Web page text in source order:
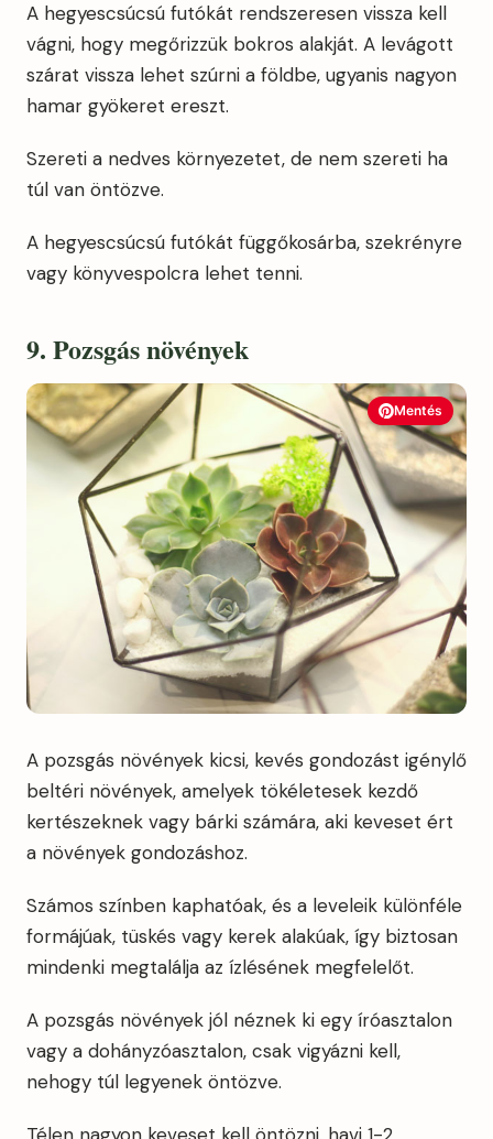
A hegyescsúcsú futókát rendszeresen vissza kell
vágni, hogy megőrizzük bokros alakját. A levágott
szárat vissza lehet szúrni a földbe, ugyanis nagyon
hamar gyökeret ereszt.
Szereti a nedves környezetet, de nem szereti ha
túl van öntözve.
A hegyescsúcsú futókát függőkosárba, szekrényre
vagy könyvespolcra lehet tenni.
9. Pozsgás növények
Mentés
A pozsgás növények kicsi, kevés gondozást igénylő
beltéri növények, amelyek tökéletesek kezdő
kertészeknek vagy bárki számára, aki keveset ért
a növények gondozáshoz.
Számos színben kaphatóak, és a leveleik különféle
formájúak, tüskés vagy kerek alakúak, így biztosan
mindenki megtalálja az ízlésének megfelelőt.
A pozsgás növények jól néznek ki egy íróasztalon
vagy a dohányzóasztalon, csak vigyázni kell,
nehogy túl legyenek öntözve.